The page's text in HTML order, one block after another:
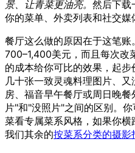
景、让青菜更油亮。 然后下载
你的菜单、外卖列表和社交媒
餐厅这么做的原因在于这笔
700–1,400美元，而且每次改
的成本给你可比的效果，起
几十张一致灵魂料理图片、
房、福音早午餐厅或周日晚
片"和"没照片"之间的区别。你
菜看专属菜系风格，如果你
我们其余的按菜系分类的摄影